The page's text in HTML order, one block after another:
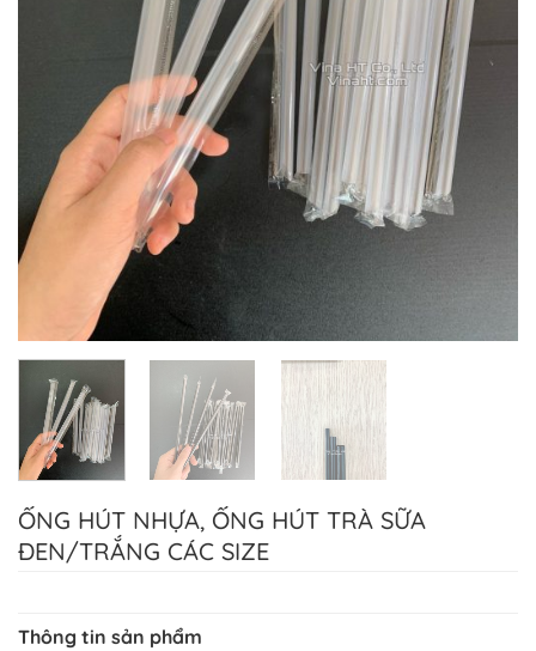
ỐNG HÚT NHỰA, ỐNG HÚT TRÀ SỮA
ĐEN/TRẮNG CÁC SIZE
Thông tin sản phẩm